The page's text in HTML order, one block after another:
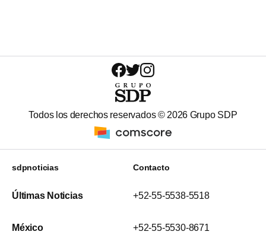
Todos los derechos reservados © 2026 Grupo SDP
sdpnoticias
Últimas Noticias
México
Contacto
+52-55-5538-5518
+52-55-5530-8671